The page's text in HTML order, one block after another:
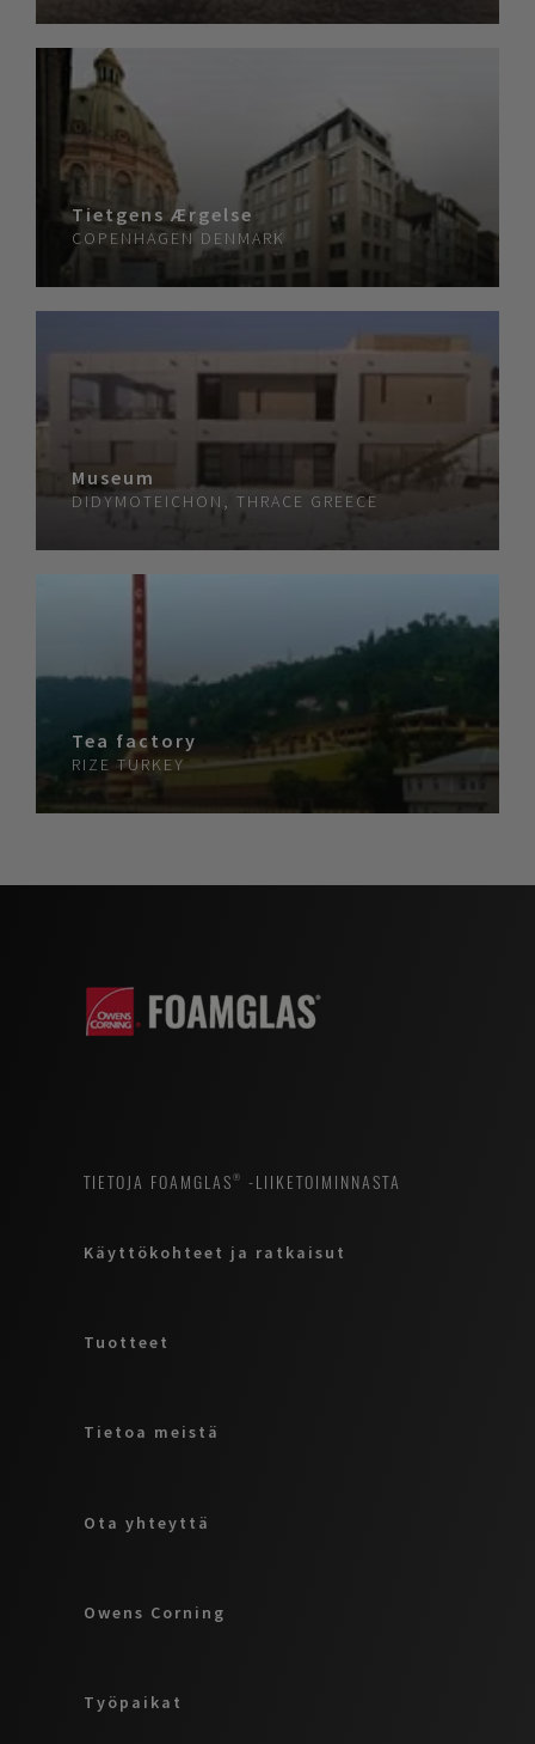
Tietgens Ærgelse
COPENHAGEN DENMARK
Museum
DIDYMOTEICHON, THRACE GREECE
Tea factory
RIZE TURKEY
TIETOJA FOAMGLAS® -LIIKETOIMINNASTA
Käyttökohteet ja ratkaisut
Tuotteet
Tietoa meistä
Ota yhteyttä
Owens Corning
Työpaikat